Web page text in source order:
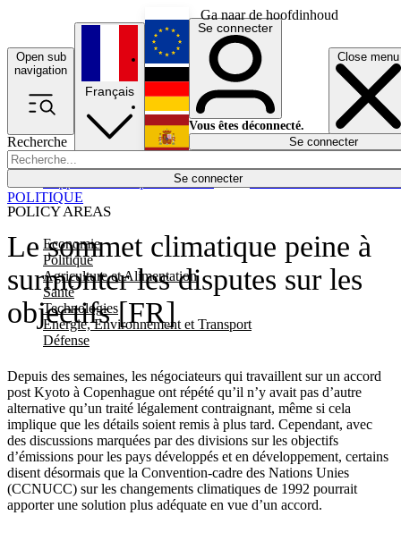
Ga naar de hoofdinhoud
Open sub
navigation
Close menu
Recherche
Se connecter
POLICY AREAS
Economie
Politique
Agriculture et Alimentation
Santé
Technologies
Energie, Environnement et Transport
Défense
Économie
Français
English
Deutsch
Español
Se connecter
Vous êtes déconnecté.
Se connecter
Le sommet climatique peine à
surmonter les disputes sur les
objectifs [FR]
Depuis des semaines, les négociateurs qui travaillent sur un accord
post Kyoto à Copenhague ont répété qu’il n’y avait pas d’autre
alternative qu’un traité légalement contraignant, même si cela
implique que les détails soient remis à plus tard. Cependant, avec
des discussions marquées par des divisions sur les objectifs
d’émissions pour les pays développés et en développement, certains
disent désormais que la Convention-cadre des Nations Unies
(CCNUCC) sur les changements climatiques de 1992 pourrait
apporter une solution plus adéquate en vue d’un accord.
POLITIQUE